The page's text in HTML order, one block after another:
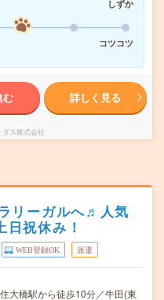
しずか
コツコツ
む 詳しく見る
ス株式会社
リーガルへ♬人気
祝休み！
WEB登録OK 派遣
大橋駅から徒歩10分／牛田(東